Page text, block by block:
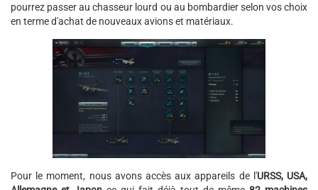
pourrez passer au chasseur lourd ou au bombardier selon vos choix
en terme d'achat de nouveaux avions et matériaux.
Pour le moment, nous avons accès aux appareils de l'URSS, USA,